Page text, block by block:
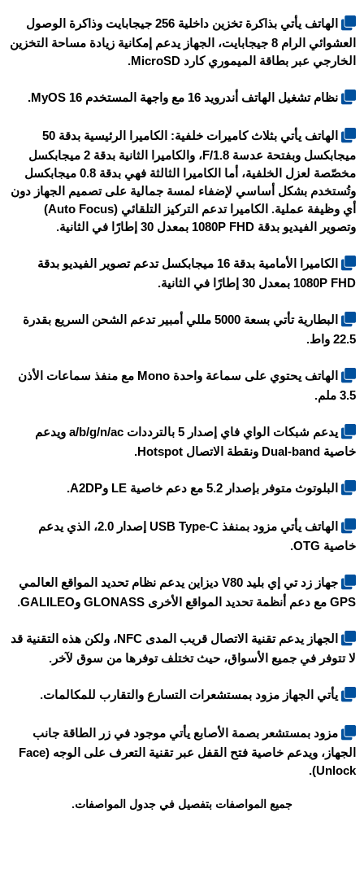
الهاتف يأتي بذاكرة تخزين داخلية 256 جيجابايت وذاكرة الوصول
العشوائي الرام 8 جيجابايت، الجهاز يدعم إمكانية زيادة مساحة التخزين
الخارجي عبر بطاقة الميموري كارد MicroSD.
نظام تشغيل الهاتف أندرويد 16 مع واجهة المستخدم MyOS 16.
الهاتف يأتي بثلاث كاميرات خلفية: الكاميرا الرئيسية بدقة 50
ميجابكسل وبفتحة عدسة F/1.8، والكاميرا الثانية بدقة 2 ميجابكسل
مخصّصة لعزل الخلفية، أما الكاميرا الثالثة فهي بدقة 0.8 ميجابكسل
وتُستخدم بشكل أساسي لإضفاء لمسة جمالية على تصميم الجهاز دون
أي وظيفة عملية. الكاميرا تدعم التركيز التلقائي (Auto Focus)
وتصوير الفيديو بدقة 1080P FHD بمعدل 30 إطارًا في الثانية.
الكاميرا الأمامية بدقة 16 ميجابكسل تدعم تصوير الفيديو بدقة
1080P FHD بمعدل 30 إطارًا في الثانية.
البطارية تأتي بسعة 5000 مللي أمبير تدعم الشحن السريع بقدرة
22.5 واط.
الهاتف يحتوي على سماعة واحدة Mono مع منفذ سماعات الأذن
3.5 ملم.
يدعم شبكات الواي فاي إصدار 5 بالترددات a/b/g/n/ac ويدعم
خاصية Dual-band ونقطة الاتصال Hotspot.
البلوتوث متوفر بإصدار 5.2 مع دعم خاصية LE وA2DP.
الهاتف يأتي مزود بمنفذ USB Type-C إصدار 2.0، الذي يدعم
خاصية OTG.
جهاز زد تي إي بليد V80 ديزاين
يدعم نظام تحديد المواقع العالمي
GPS مع دعم أنظمة تحديد المواقع الأخرى GLONASS وGALILEO.
الجهاز يدعم تقنية الاتصال قريب المدى NFC، ولكن هذه التقنية قد
لا تتوفر في جميع الأسواق، حيث تختلف توفرها من سوق لآخر.
يأتي الجهاز مزود بمستشعرات التسارع والتقارب للمكالمات.
مزود بمستشعر بصمة الأصابع يأتي موجود في زر الطاقة جانب
الجهاز، ويدعم خاصية فتح القفل عبر تقنية التعرف على الوجه (Face
Unlock).
جميع المواصفات بتفصيل في جدول المواصفات.